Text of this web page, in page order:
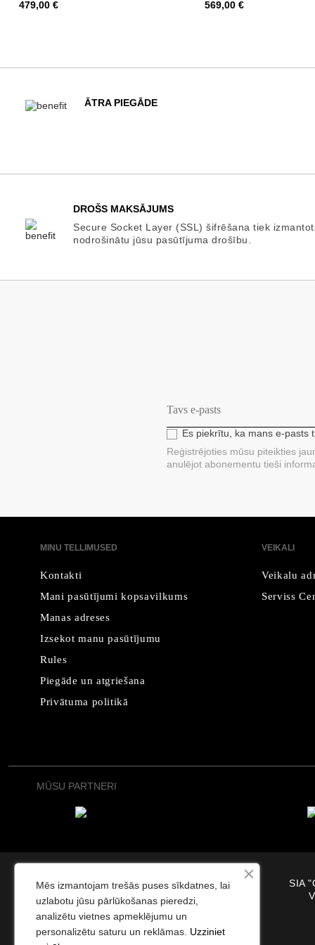
Cena
479,00 € Cena
569,00 €
ĀTRA PIEGĀDE
DROŠS MAKSĀJUMS
Secure Socket Layer (SSL) šifrēšana tiek
nodrošinātu jūsu pasūtījuma drošību.
Es piekrītu, ka mans e-pasts
Reģistrējoties mūsu piteikties
anulējot abonementu tieši
MINU TELLIMUSED
Kontakti
Mani pasūtījumi kopsavilkums
Manas adreses
Izsekot manu pasūtījumu
Rules
Piegāde un atgriešana
Privātuma politikā
VEIKALI
Veikalu
Serviss
MŪSU PARTNERI
SIA
Mēs izmantojam trešās puses sīkdatnes, lai
uzlabotu jūsu pārlūkošanas pieredzi,
analizētu vietnes apmeklējumu un
personalizētu saturu un reklāmas. Uzziniet